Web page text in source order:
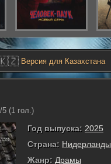
Версия для Казахстана
5 (1 гол.)
Год выпуска: 2025
Страна: Нидерланды
Жанр: Драмы